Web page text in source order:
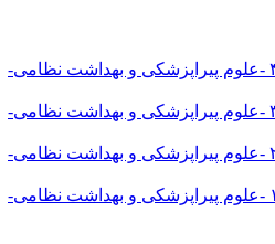
دوره ۲۰ - شماره ۴ -علوم پیراپزشکی و بهداشت نظامی-
دوره ۲۰ - شماره ۳ -علوم پیراپزشکی و بهداشت نظامی-
دوره ۲۰ - شماره ۲ -علوم پیراپزشکی و بهداشت نظامی-
دوره ۲۰ - شماره ۱ -علوم پیراپزشکی و بهداشت نظامی-